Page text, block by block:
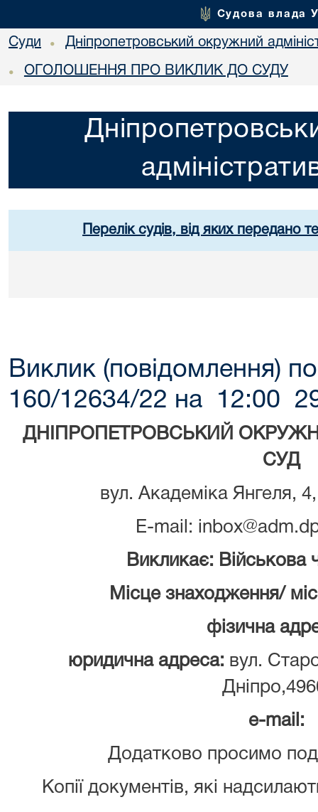
Судова влада
Суди • Дніпропетровський окружний
• ОГОЛОШЕННЯ ПРО ВИКЛИК ДО СУДУ
Перелік судів, від яких передано
Виклик (повідомлення)
160/12634/22 на 12:00
ДНІПРОПЕТРОВСЬКИЙ
СУД
вул. Академіка Янгеля,
E-mail:
Викликає: Військова
Місце знаходження/
фізична
юридична адреса: вул.
e-mail :
Додатково просимо
Копії документів, які